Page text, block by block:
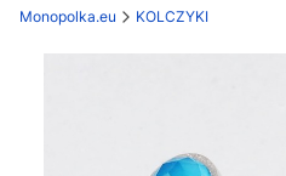
Monopolka.eu KOLCZYKI